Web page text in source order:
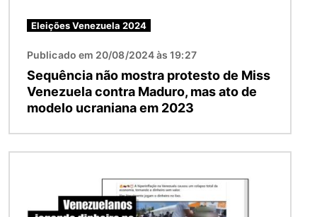
Eleições Venezuela 2024
Publicado em 20/08/2024 às 19:27
Sequência não mostra protesto de Miss
Venezuela contra Maduro, mas ato de
modelo ucraniana em 2023